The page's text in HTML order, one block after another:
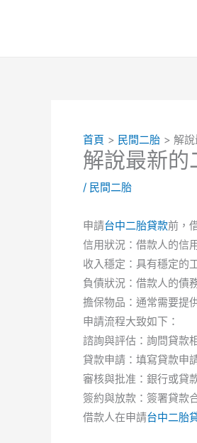
首頁 民間二胎 解
解說最新的
/ 民間二胎
申請台中二胎貸款前，
信用狀況：借款人的信
收入穩定：具有穩定的
負債狀況：借款人的債
擔保物品：通常需要提
申請流程大致如下：
諮詢與評估：詢問貸款
貸款申請：填寫貸款申
審核與批准：銀行或貸
簽約與放款：簽署貸款
借款人在申請台中二胎